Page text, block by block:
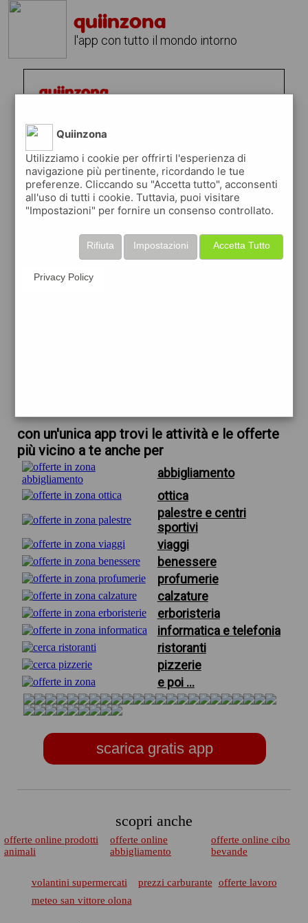
quiinzona
l'app con tutto il mondo intorno
con un'unica app trovi le attività e le offerte
più vicino a te anche per
abbigliamento
ottica
palestre e centri
sportivi
viaggi
benessere
profumerie
calzature
erboristeria
informatica e telefonia
ristoranti
pizzerie
e poi ...
scarica gratis app
scopri anche
offerte online prodotti
animali
offerte online
abbigliamento
offerte online cibo
bevande
volantini supermercati prezzi carburante
offerte lavoro
meteo san vittore olona
Quiinzona
Utilizziamo i cookie per offrirti l'esperienza di
navigazione più pertinente, ricordando le tue
preferenze. Cliccando su "Accetta tutto", acconsenti
all'uso di tutti i cookie. Tuttavia, puoi visitare
"Impostazioni" per fornire un consenso controllato.
Accetta Tutto
Impostazioni
Rifiuta
Privacy Policy